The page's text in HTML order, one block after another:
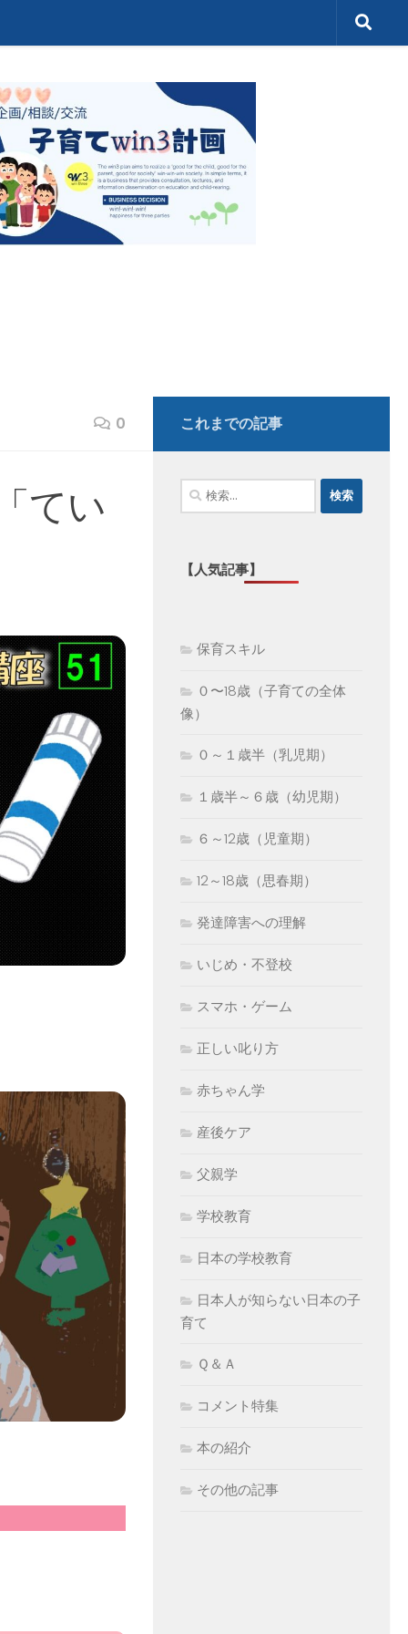
0
てい
これまでの記事
検
索:
【人気記事】
保育スキル
０〜18歳（子育ての全体
像）
０～１歳半（乳児期）
１歳半～６歳（幼児期）
６～12歳（児童期）
12～18歳（思春期）
発達障害への理解
いじめ・不登校
スマホ・ゲーム
正しい叱り方
赤ちゃん学
産後ケア
父親学
学校教育
日本の学校教育
日本人が知らない日本の子
育て
Ｑ＆Ａ
コメント特集
本の紹介
その他の記事